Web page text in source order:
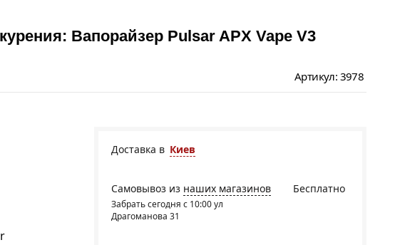
Вапорайзер Pulsar APX Vape V3
Артикул: 3978
Доставка в Киев
Бесплатно
Самовывоз из наших магазинов
Забрать сегодня с 10:00 ул
Драгоманова 31